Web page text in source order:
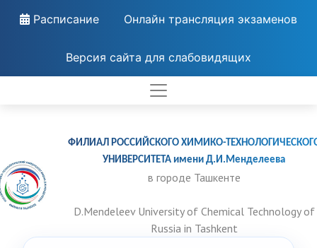
Расписание Онлайн трансляция экзаменов
Версия сайта для слабовидящих
ФИЛИАЛ РОССИЙСКОГО ХИМИКО-
УНИВЕРСИТЕТА имени Д.И.Менделеева
в городе Ташкенте
D.Mendeleev University of Chemical Technology of
Russia in Tashkent